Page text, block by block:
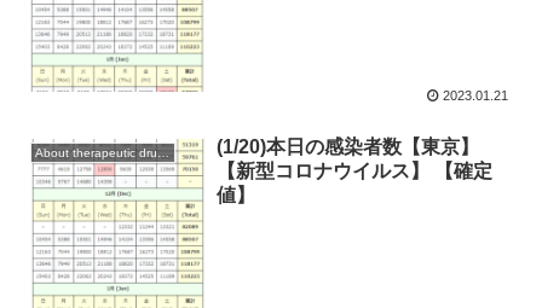
2023.01.21
About therapeutic drugs and vaccines
(1/20)本日の感染者数【東京】
【新型コロナウイルス】 【確定
値】